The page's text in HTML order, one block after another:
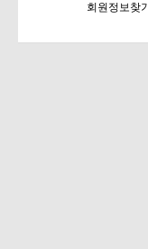
회원정보찾기